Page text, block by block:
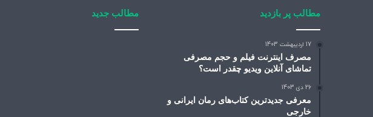
مطالب پر بازدید
17 اردیبهشت 1403
مصرف اینترنت فیلم و حجم مصرفی
تماشای آنلاین ویدیو چقدر است؟
26 دی 1403
معرفی جدیدترین کتاب‌های رمان ایرانی و
خارجی
مطالب جدید